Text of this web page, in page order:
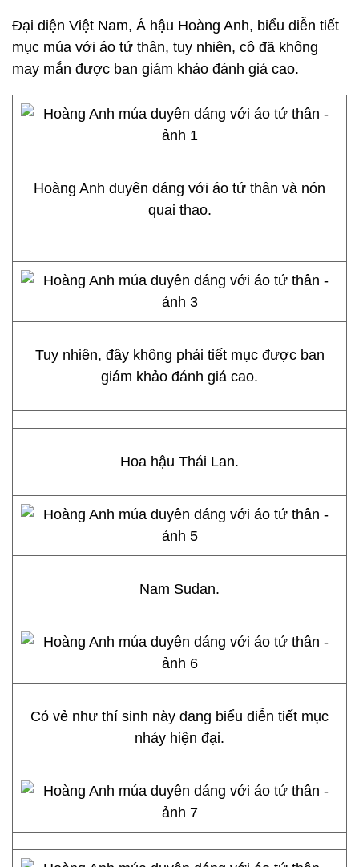
Đại diện Việt Nam, Á hậu Hoàng Anh, biểu diễn tiết
mục múa với áo tứ thân, tuy nhiên, cô đã không
may mắn được ban giám khảo đánh giá cao.
Hoàng Anh duyên dáng với áo tứ thân và nón
quai thao.
Tuy nhiên, đây không phải tiết mục được ban
giám khảo đánh giá cao.
Hoa hậu Thái Lan.
Nam Sudan.
Có vẻ như thí sinh này đang biểu diễn tiết mục
nhảy hiện đại.